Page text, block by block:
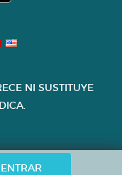
ENTRAR
NI SUSTITUYE